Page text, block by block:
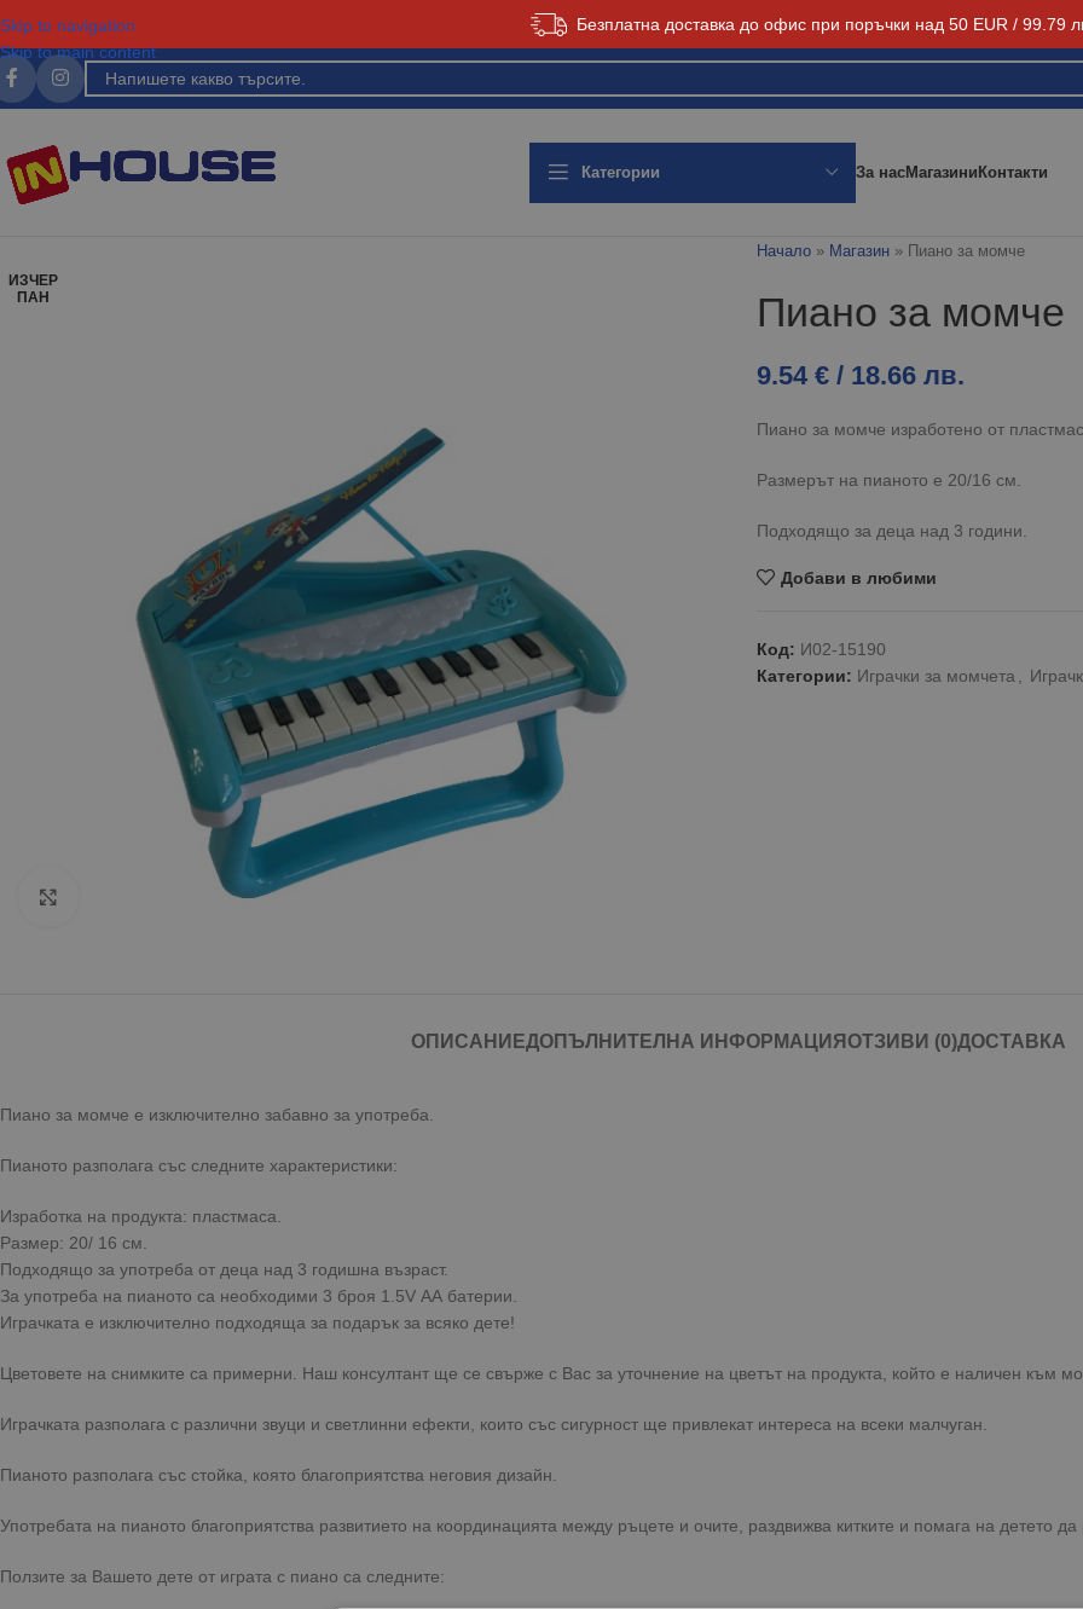
Безплатна доставка до офис при поръчки над 50 EUR / 99.79
Skip to navigation
Skip to main content
Категории За насМагазиниКонтакти
ИЗЧЕР
ПАН
Начало» Магазин» Пиано за момче
Пиано за момче
9.54 € / 18.66 лв.
Пиано за момче изработено от
Размерът на пианото е 20/16 см.
Подходящо за деца над 3 години.
Добави в любими
Код: И02-15190
Категории: Играчки за момчета
ОПИСАНИЕДОПЪЛНИТЕЛНА ИНФОРМАЦИЯ ОТЗИВИ (0)ДОСТАВКА
Пиано за момче е изключително забавно за употреба.
Пианото разполага със следните характеристики:
Изработка на продукта: пластмаса.
Размер: 20/ 16 см.
Подходящо за употреба от деца над 3 годишна възраст.
За употреба на пианото са необходими 3 броя 1.5V АА батерии.
Играчката е изключително подходяща за подарък за всяко дете!
Цветовете на снимките са примерни. Наш консултант ще се свърже с Вас за уточнение на цветът на продукта, който е наличен към
Играчката разполага с различни звуци и светлинни ефекти, които със сигурност ще привлекат интереса на всеки малчуган.
Пианото разполага със стойка, която благоприятства неговия дизайн.
Употребата на пианото благоприятства развитието на координацията между ръцете и очите, раздвижва китките и помага на детето
Ползите за Вашето дете от играта с пиано са следните: